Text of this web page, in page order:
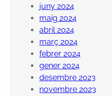
juny 2024
maig 2024
abril 2024
març 2024
febrer 2024
gener 2024
desembre 2023
novembre 2023